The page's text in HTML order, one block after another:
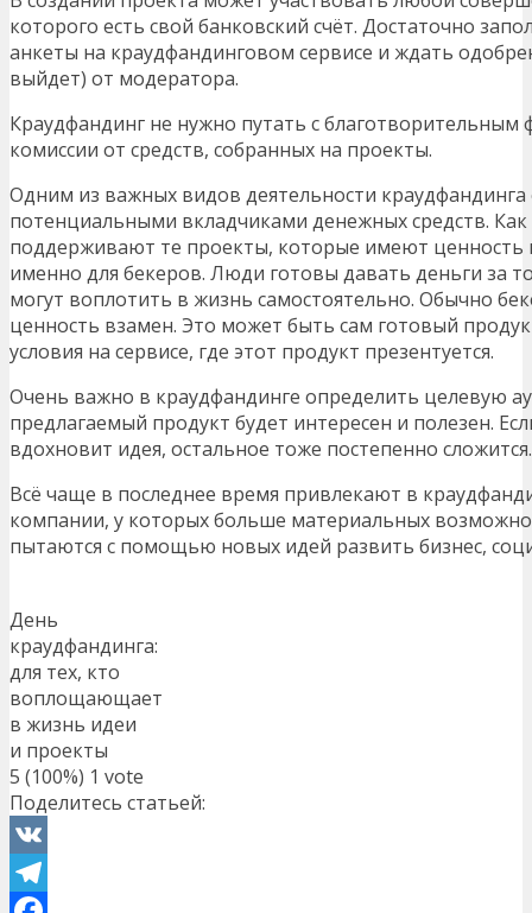
которого есть свой банковский счёт. Достаточно
анкеты на краудфандинговом сервисе и ждать
выйдет) от модератора.
Краудфандинг не нужно путать с благотворительным
комиссии от средств, собранных на проекты.
Одним из важных видов деятельности краудфандинга
потенциальными вкладчиками денежных средств.
поддерживают те проекты, которые имеют ценность
именно для бекеров. Люди готовы давать деньги за
могут воплотить в жизнь самостоятельно. Обычно
ценность взамен. Это может быть сам готовый
условия на сервисе, где этот продукт презентуется.
Очень важно в краудфандинге определить целевую
предлагаемый продукт будет интересен и полезен.
вдохновит идея, остальное тоже постепенно сложится.
Всё чаще в последнее время привлекают в
компании, у которых больше материальных
пытаются с помощью новых идей развить бизнес,
День
краудфандинга:
для тех, кто
воплощающает
в жизнь идеи
и проекты
5 (100%) 1 vote
Поделитесь статьей:
VK